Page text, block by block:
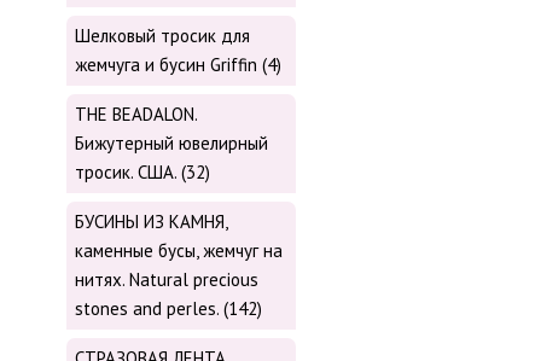
Шелковый тросик для
жемчуга и бусин Griffin (4)
THE BEADALON.
Бижутерный ювелирный
тросик. США. (32)
БУСИНЫ ИЗ КАМНЯ,
каменные бусы, жемчуг на
нитях. Natural precious
stones and perles. (142)